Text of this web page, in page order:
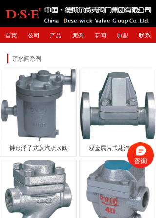
首页 公司 产品 案例 新闻 加盟 联系
疏水阀系列
钟形浮子式蒸汽疏水阀 双金属片式蒸汽疏水阀